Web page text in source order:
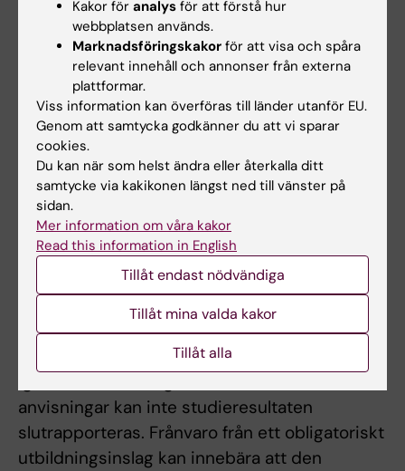
kursen krävs betyget väl godkänd på den
individuella inlämningsuppgiften.
Obligatorisk deltagande
Deltagande i de praktiska övningarna,
seminarier samt kamratgranskning är
obligatoriskt.
För att få godkänt betyg krävs närvaro vid
obligatoriska undervisningstillfällen.
Examinator bedömer om och i så fall hur
frånvaro från obligatoriska utbildningsinslag
kan tas igen. Innan studenten deltagit i de
obligatoriska utbildningsinslagen eller tagit
anvisningar kan inte studieresultaten
slutrapporteras. Frånvaro från ett obligatoriskt
utbildningsinslag kan innebära att den
Kakor för analys för att förstå hur
webbplatsen används.
Marknadsföringskakor för att visa och spåra
relevant innehåll och annonser från externa
plattformar.
Viss information kan överföras till länder utanför EU.
Genom att samtycka godkänner du att vi sparar
cookies.
Du kan när som helst ändra eller återkalla ditt
samtycke via kakikonen längst ned till vänster på
sidan.
Mer information om våra kakor
Read this information in English
Tillåt endast nödvändiga
Tillåt mina valda kakor
Tillåt alla